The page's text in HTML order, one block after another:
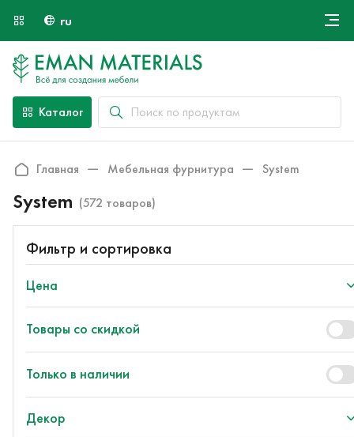
ru
Оплата и доставка
Контакты
Каталог
Главная Мебельная фурнитура System
System (572 товаров)
Фильтр и сортировка
Цена
Товары со скидкой
Только в наличии
Декор